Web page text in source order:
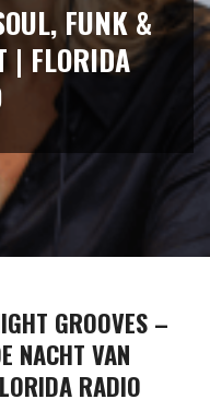
FUNK &
| FLORIDA
GROOVES –
NACHT VAN
RADIO